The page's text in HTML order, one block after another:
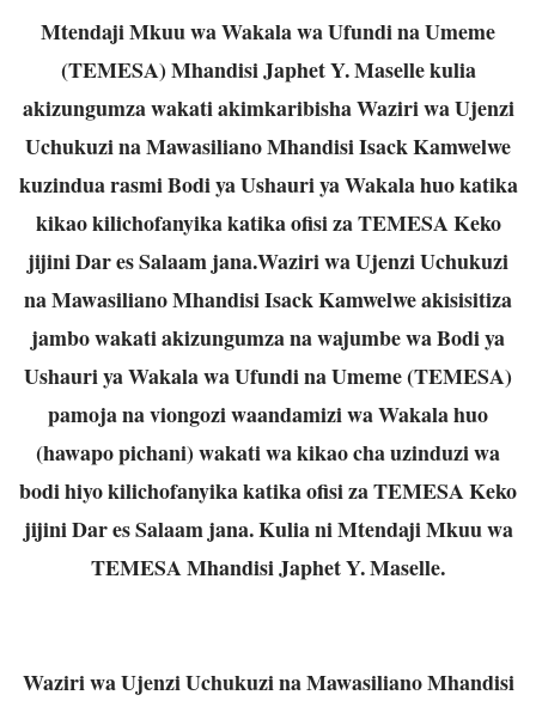
Mtendaji Mkuu wa Wakala wa Ufundi na Umeme
(TEMESA) Mhandisi Japhet Y. Maselle kulia
akizungumza wakati akimkaribisha Waziri wa Ujenzi
Uchukuzi na Mawasiliano Mhandisi IsackKamwelwe
kuzindua rasmi Bodi ya Ushauri ya Wakala huo katika
kikao kilichofanyika katika ofisiza TEMESA Keko
jijini Dar es Salaam jana.Waziri wa Ujenzi Uchukuzi
na Mawasiliano Mhandisi Isack Kamwelwe akisisitiza
jambo wakatiakizungumza na wajumbe wa Bodi ya
Ushauri ya Wakala wa Ufundi na Umeme (TEMESA)
pamoja na viongozi waandamizi wa Wakala huo
(hawapo pichani) wakati wa kikao cha uzinduziwa
bodi hiyo kilichofanyika katika ofisi za TEMESA Keko
jijini Dar es Salaam jana. Kulia niMtendaji Mkuu wa
TEMESA Mhandisi Japhet Y. Maselle.
Waziri wa Ujenzi Uchukuzi na Mawasiliano Mhandisi